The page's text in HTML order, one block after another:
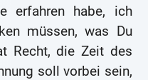
erfahren habe, ich
müssen, was Du
Recht, die Zeit des
soll vorbei sein,